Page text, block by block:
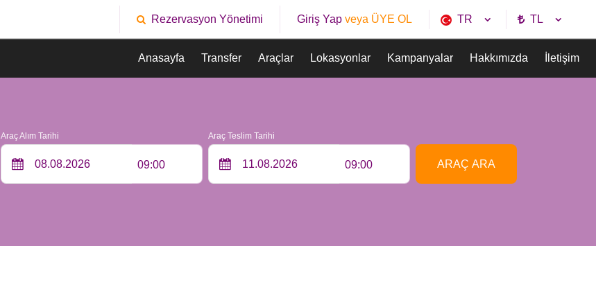
Rezervasyon Yönetimi Giriş Yap veya ÜYE OL TR TL
Anasayfa Transfer Araçlar Lokasyonlar Kampanyalar Hakkımızda İletişim
Araç Alım Tarihi
09:00
Araç Teslim Tarihi
09:00 ARAÇ ARA